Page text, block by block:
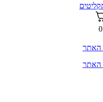
0
האתר
האתר